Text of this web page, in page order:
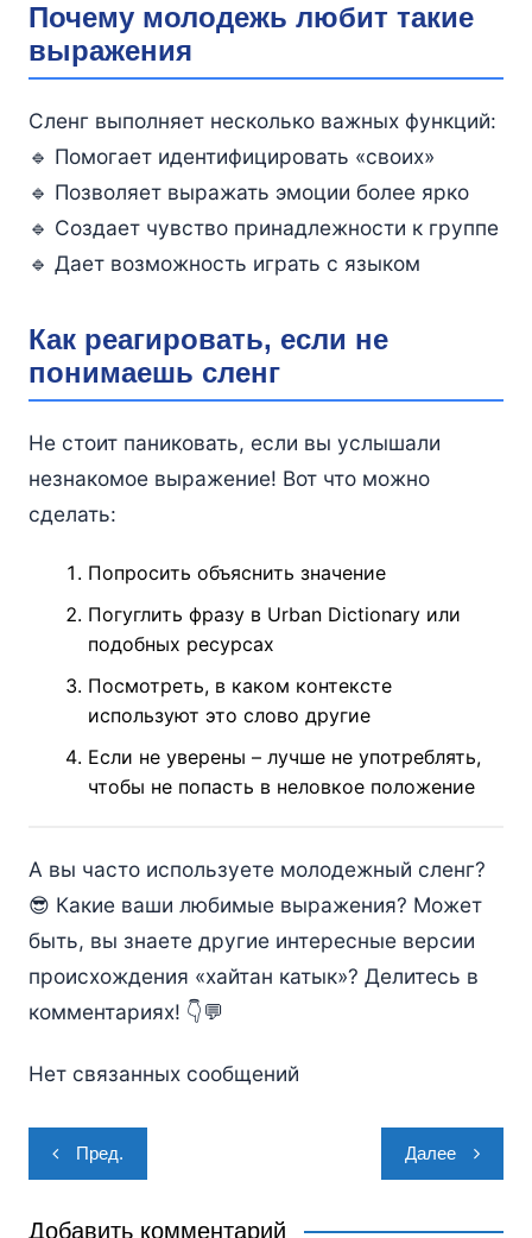
Почему молодежь любит такие
выражения
Сленг выполняет несколько важных функций:
🔹 Помогает идентифицировать «своих»
🔹 Позволяет выражать эмоции более ярко
🔹 Создает чувство принадлежности к группе
🔹 Дает возможность играть с языком
Как реагировать, если не
понимаешь сленг
Не стоит паниковать, если вы услышали
незнакомое выражение! Вот что можно
сделать:
Попросить объяснить значение
Погуглить фразу в Urban Dictionary или
подобных ресурсах
Посмотреть, в каком контексте
используют это слово другие
Если не уверены – лучше не употреблять,
чтобы не попасть в неловкое положение
А вы часто используете молодежный сленг?
😎 Какие ваши любимые выражения? Может
быть, вы знаете другие интересные версии
происхождения «хайтан катык»? Делитесь в
комментариях! 👇💬
Нет связанных сообщений
Навигация
по
записям
Пред. Далее
Добавить комментарий